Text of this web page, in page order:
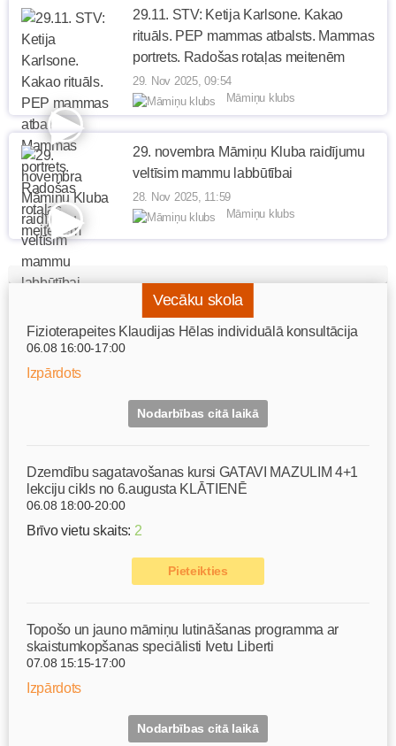
29.11. STV: Ketija Karlsone. Kakao
rituāls. PEP mammas atbalsts. Mammas
portrets. Radošas rotaļas meitenēm
29. Nov 2025, 09:54
Māmiņu klubs
29. novembra Māmiņu Kluba raidījumu
veltīsim mammu labbūtībai
28. Nov 2025, 11:59
Māmiņu klubs
Vecāku skola
Fizioterapeites Klaudijas Hēlas individuālā konsultācija
06.08 16:00-17:00
Izpārdots
Nodarbības citā laikā
Dzemdību sagatavošanas kursi GATAVI MAZULIM 4+1
lekciju cikls no 6.augusta KLĀTIENĒ
06.08 18:00-20:00
Brīvo vietu skaits: 2
Pieteikties
Topošo un jauno māmiņu lutināšanas programma ar
skaistumkopšanas speciālisti Ivetu Liberti
07.08 15:15-17:00
Izpārdots
Nodarbības citā laikā